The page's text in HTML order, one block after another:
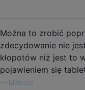
Można to zrobić
zdecydowanie nie
kłopotów niż jest to
pojawieniem się
Mateusz